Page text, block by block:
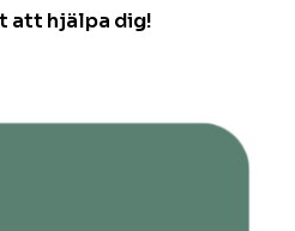
att hjälpa dig!